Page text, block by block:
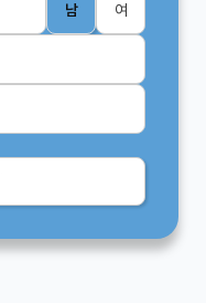
남 여